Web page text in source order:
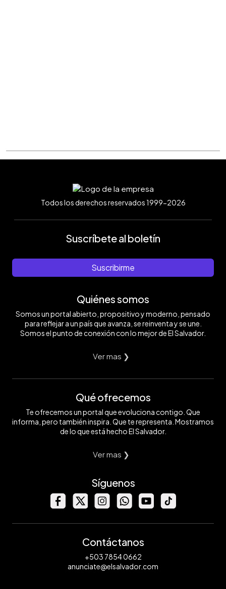
Todos los derechos reservados 1999-2026
Suscríbete al boletín
Suscribirme
Quiénes somos
Somos un portal abierto, propositivo y moderno, pensado
para reflejar a un país que avanza, se reinventa y se une.
Somos el punto de conexión con lo mejor de El Salvador.
Ver mas ❯
Qué ofrecemos
Te ofrecemos un portal que evoluciona contigo. Que
informa, pero también inspira. Que te representa. Mostramos
de lo que está hecho El Salvador.
Ver mas ❯
Síguenos
Contáctanos
+503 7854 0662
anunciate@elsalvador.com